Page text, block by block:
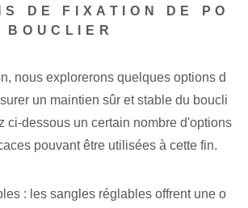
DE FIXATION DE PO
BOUCLIER
nous explorerons quelques options d
un maintien sûr et stable du boucli
ci-dessous un certain nombre d'options
pouvant être utilisées à cette fin.
: les sangles réglables offrent une o